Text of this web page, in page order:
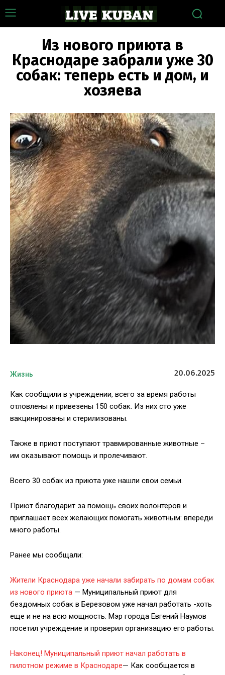
Из нового приюта в
Краснодаре забрали уже 30
собак: теперь есть и дом, и
хозяева
Жизнь 20.06.2025
Как сообщили в учреждении, всего за время работы
отловлены и привезены 150 собак. Из них сто уже
вакцинированы и стерилизованы.
Также в приют поступают травмированные животные –
им оказывают помощь и пролечивают.
Всего 30 собак из приюта уже нашли свои семьи.
Приют благодарит за помощь своих волонтеров и
приглашает всех желающих помогать животным: впереди
много работы.
Ранее мы сообщали:
Жители Краснодара уже начали забирать по домам собак
из нового приюта — Муниципальный приют для
бездомных собак в Березовом уже начал работать -хоть
еще и не на всю мощность. Мэр города Евгений Наумов
посетил учреждение и проверил организацию его работы.
Наконец! Муниципальный приют начал работать в
пилотном режиме в Краснодаре— Как сообщается в